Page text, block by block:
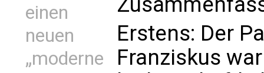
einen
neuen
„moderne
Erstens: Der
Franziskus